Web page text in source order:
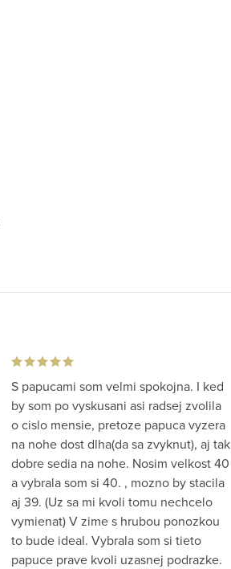
S papucami som velmi spokojna. I ked
by som po vyskusani asi radsej zvolila
o cislo mensie, pretoze papuca vyzera
na nohe dost dlha(da sa zvyknut), aj tak
dobre sedia na nohe. Nosim velkost 40
a vybrala som si 40. , mozno by stacila
aj 39. (Uz sa mi kvoli tomu nechcelo
vymienat) V zime s hrubou ponozkou
to bude ideal. Vybrala som si tieto
papuce prave kvoli uzasnej podrazke.